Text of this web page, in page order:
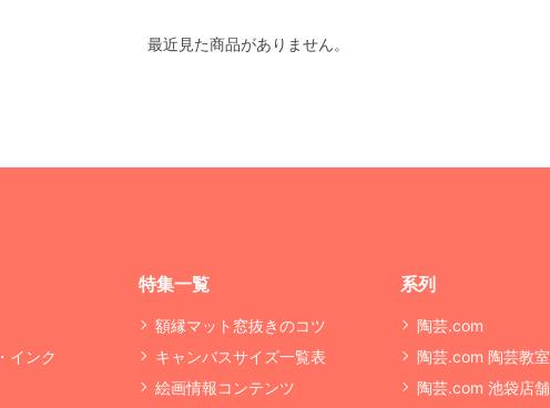
最近見た商品がありません。
インク
特集一覧
額縁マット窓抜きのコツ
キャンバスサイズ一覧表
絵画情報コンテンツ
系列
陶芸.com
陶芸.com 陶芸教室
陶芸.com 池袋店舗